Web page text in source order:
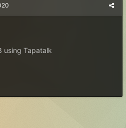
using Tapatalk